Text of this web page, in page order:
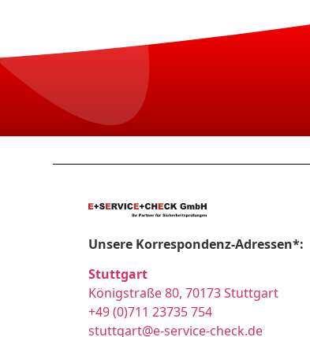
Unsere Korrespondenz-Adressen*:
Stuttgart
Königstraße 80, 70173 Stuttgart
+49 (0)711 23735 754
stuttgart@e-service-check.de